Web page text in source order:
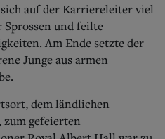
Ausgabe
Login
werden
auf der Karriereleiter viel
und feilte
Am Ende setzte der
Junge aus armen
dem ländlichen
gefeierten